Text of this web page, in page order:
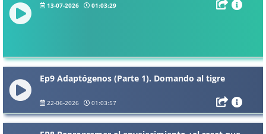
13-07-2026 01:03:29
Ep9 Adaptógenos (Parte 1). Domando al tigre
22-06-2026 01:03:57